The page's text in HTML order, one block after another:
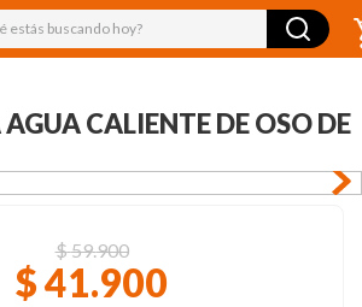
buscando hoy?
CALIENTE DE OSO DE
$59.900
$41.900